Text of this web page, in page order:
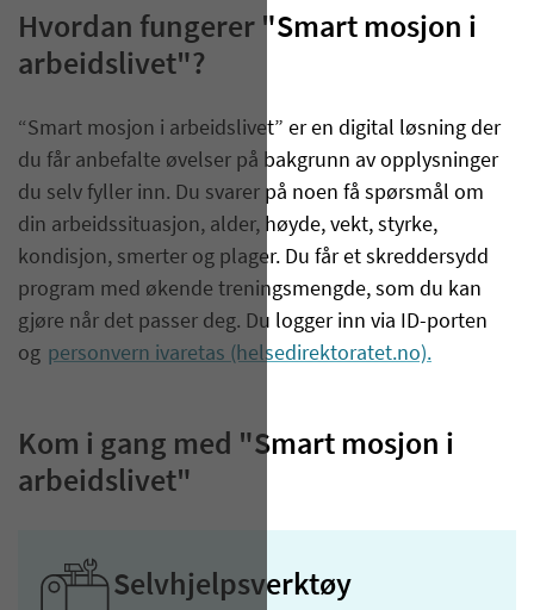
Hvordan fungerer "Smart mosjon i
arbeidslivet"?
“Smart mosjon i arbeidslivet” er en digital løsning der
du får anbefalte øvelser på bakgrunn av opplysninger
du selv fyller inn. Du svarer på noen få spørsmål om
din arbeidssituasjon, alder, høyde, vekt, styrke,
kondisjon, smerter og plager. Du får et skreddersydd
program med økende treningsmengde, som du kan
gjøre når det passer deg. Du logger inn via ID-porten
og personvern ivaretas (helsedirektoratet.no).
Kom i gang med "Smart mosjon i
arbeidslivet"
Selvhjelpsverktøy